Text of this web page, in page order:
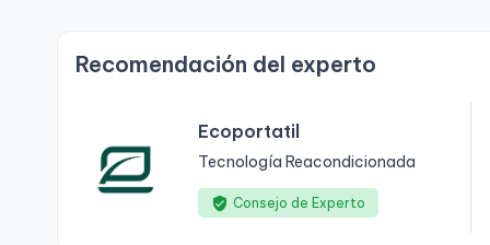
Recomendación del experto
Ecoportatil
Tecnología Reacondicionada
Consejo de Experto